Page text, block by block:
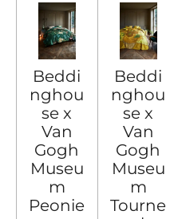
Beddi
nghou
se x
Van
Gogh
Museu
m
Peonie
Beddi
nghou
se x
Van
Gogh
Museu
m
Tourne